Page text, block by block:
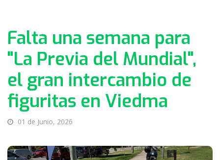
Falta una semana para
"La Previa del Mundial",
el gran intercambio de
figuritas en Viedma
01 de Junio, 2026